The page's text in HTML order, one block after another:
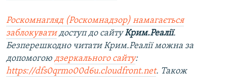
Роскомнагляд (Роскомнадзор) намагається
заблокуватидоступ до сайтуКрим.Реалії.
Безперешкодно читати Крим.Реалії можна за
допомогою дзеркального сайту:
https://dfs0qrmo00d6u.cloudfront.net. Також